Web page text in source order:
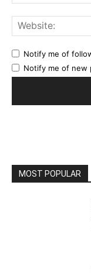
Notify me of
Notify me of new
MOST POPULAR